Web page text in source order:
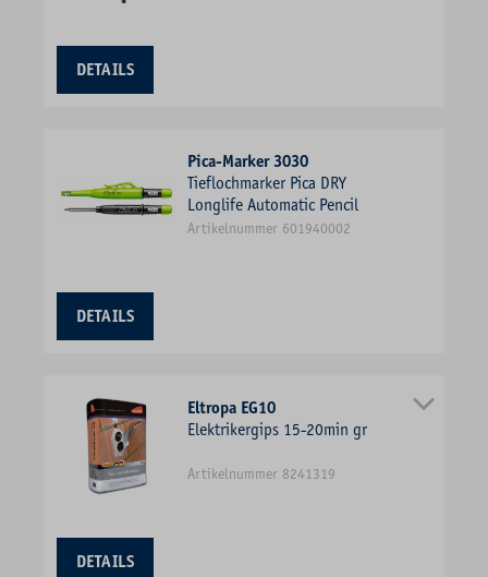
DETAILS
Pica-Marker 3030
Tieflochmarker Pica DRY
Longlife Automatic Pencil
Artikelnummer 601940002
DETAILS
Eltropa EG10
Elektrikergips 15-20min gr
Artikelnummer 8241319
DETAILS